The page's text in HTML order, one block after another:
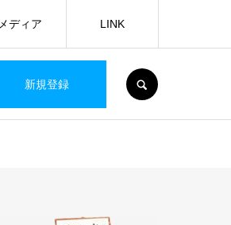
新規登録
メディア LINK